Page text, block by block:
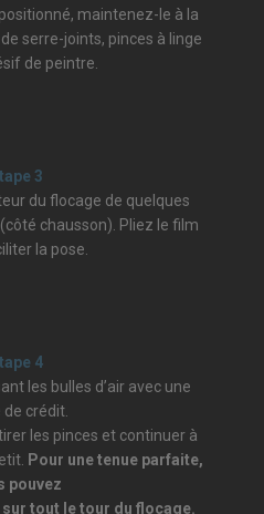
maintenez-le à la
serre-joints, pinces à linge
de peintre.
3
du flocage de quelques
chausson). Pliez le film
la pose.
4
les bulles d’air avec une
de crédit.
les pinces et continuer à
Pour une tenue parfaite,
pouvez
tout le tour du flocage.